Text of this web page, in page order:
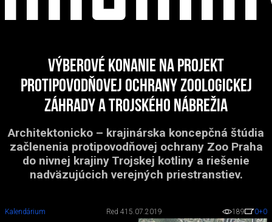
Výberové konanie na projekt
protipovodňovej ochrany zoologickej
záhrady a Trojského nábrežia
Architektonicko – krajinárska koncepčná štúdia
začlenenia protipovodňovej ochrany Zoo Praha
do nivnej krajiny Trojskej kotliny a riešenie
nadväzujúcich verejných priestranstiev.
Kalendárium Red 415.07.2019 189 0+0